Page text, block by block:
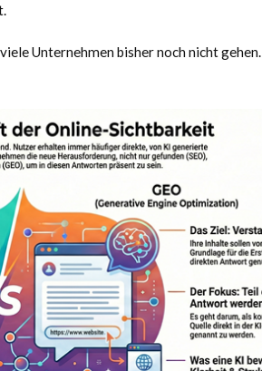
Unternehmen bisher noch nicht gehen.